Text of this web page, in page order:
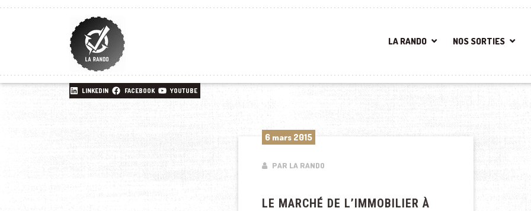
LA RANDO NOS SORTIES
LINKEDIN FACEBOOK YOUTUBE
6 mars 2015
PAR LA RANDO
LE MARCHÉ DE L’IMMOBILIER À